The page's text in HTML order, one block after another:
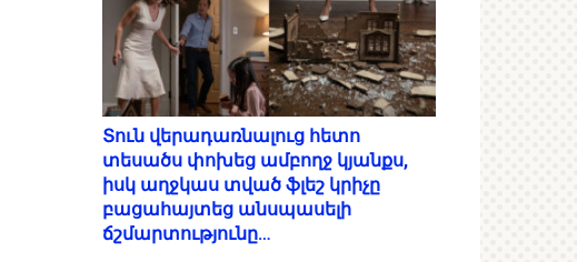
Տուն վերադառնալուց հետո
տեսածս փոխեց ամբողջ կյանքս,
իսկ աղջկաս տված ֆլեշ կրիչը
բացահայտեց անսպասելի
ճշմարտությունը…